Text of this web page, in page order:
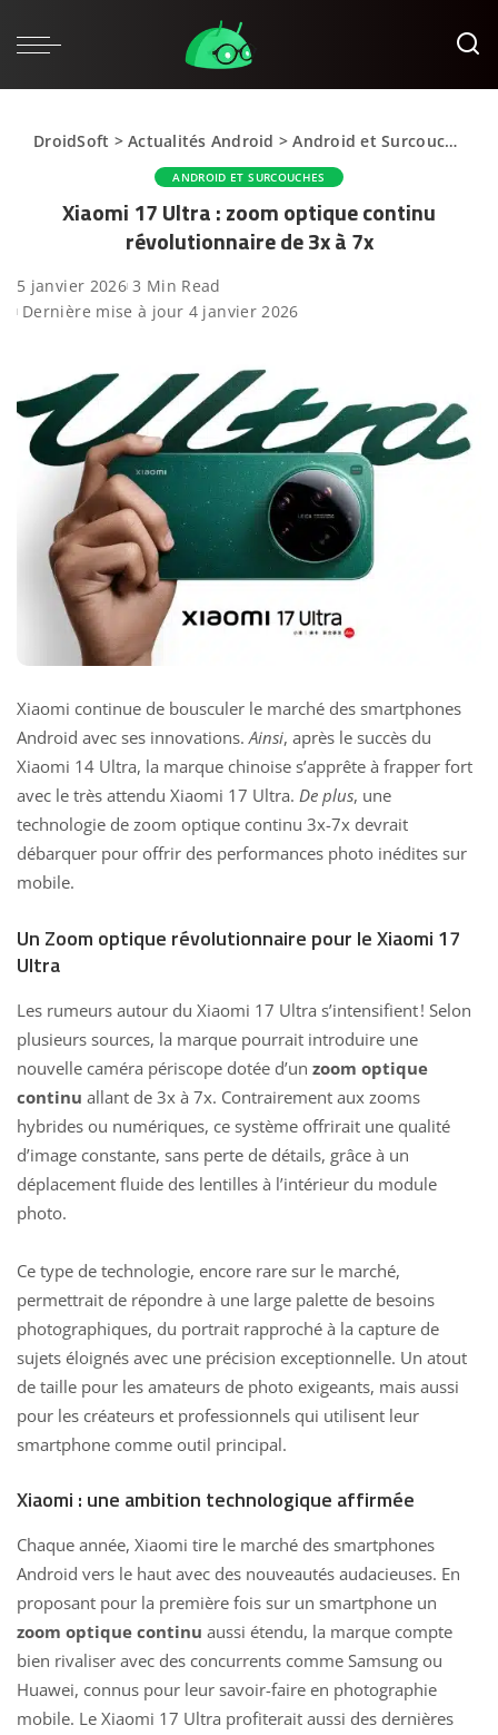
DroidSoft >Actualités Android >Android et Surcouches
ANDROID ET SURCOUCHES
Xiaomi 17 Ultra : zoom optique continu
révolutionnaire de 3x à 7x
5 janvier 2026 3 Min Read
Dernière mise à jour 4 janvier 2026
Xiaomi continue de bousculer le marché des smartphones
Android avec ses innovations.Ainsi, après le succès du
Xiaomi 14 Ultra, la marque chinoise s’apprête à frapper fort
avec le très attendu Xiaomi 17 Ultra. De plus, une
technologie de zoom optique continu 3x-7x devrait
débarquer pour offrir des performances photo inédites sur
mobile.
Un Zoom optique révolutionnaire pour le Xiaomi 17
Ultra
Les rumeurs autour du Xiaomi 17 Ultra s’intensifient! Selon
plusieurs sources, la marque pourrait introduire une
nouvelle caméra périscope dotée d’un zoom optique
continu allant de 3x à 7x. Contrairement aux zooms
hybrides ou numériques, ce système offrirait une qualité
d’image constante, sans perte de détails, grâce à un
déplacement fluide des lentilles à l’intérieur du module
photo.
Ce type de technologie, encore rare sur le marché,
permettrait de répondre à une large palette de besoins
photographiques, du portrait rapproché à la capture de
sujets éloignés avec une précision exceptionnelle. Un atout
de taille pour les amateurs de photo exigeants, mais aussi
pour les créateurs et professionnels qui utilisent leur
smartphone comme outil principal.
Xiaomi : une ambition technologique affirmée
Chaque année, Xiaomi tire le marché des smartphones
Android vers le haut avec des nouveautés audacieuses. En
proposant pour la première fois sur un smartphone un
zoom optique continu aussi étendu, la marque compte
bien rivaliser avec des concurrents comme Samsung ou
Huawei, connus pour leur savoir-faire en photographie
mobile. Le Xiaomi 17 Ultra profiterait aussi des dernières